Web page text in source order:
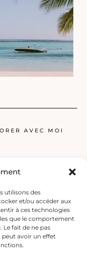
utilisons des
et/ou accéder aux
à ces technologies
que le comportement
Le fait de ne pas
avoir un effet
AVEC MOI
propose des récits
pour planifier vos
ou à deux pas de chez